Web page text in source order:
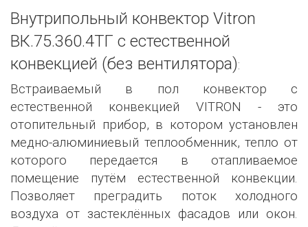
Внутрипольный конвектор Vitron
ВК.75.360.4ТГ с естественной
конвекцией (без вентилятора):
Встраиваемый в пол конвектор с
естественной конвекцией VITRON - это
отопительный прибор, в котором установлен
медно-алюминиевый теплообменник, тепло от
которого передается в отапливаемое
помещение путём естественной конвекции.
Позволяет преградить поток холодного
воздуха от застеклённых фасадов или окон.